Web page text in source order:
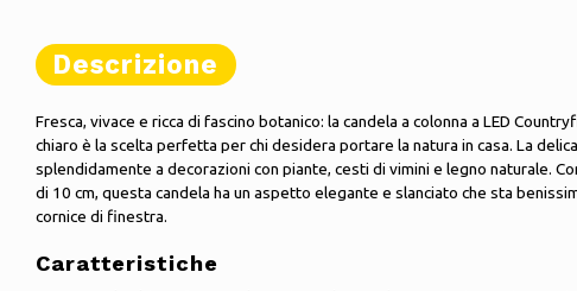
Descrizione
Fresca, vivace e ricca di fascino botanico: la candela a colonna a LED
chiaro è la scelta perfetta per chi desidera portare la natura in casa. La
splendidamente a decorazioni con piante, cesti di vimini e legno naturale.
di 10 cm, questa candela ha un aspetto elegante e slanciato che sta
cornice di finestra.
Caratteristiche